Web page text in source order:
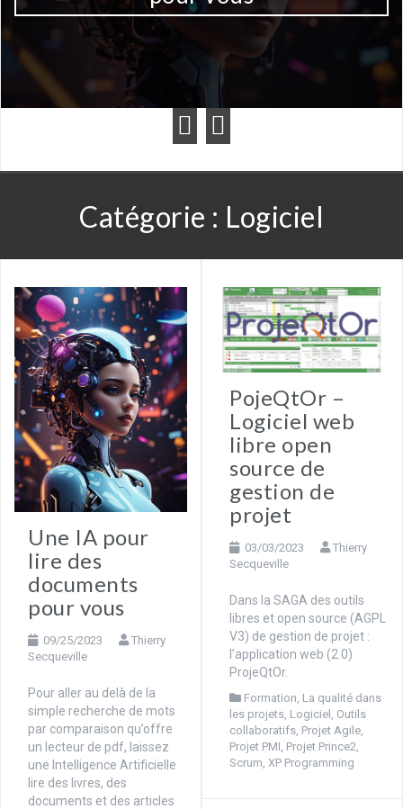
Catégorie : Logiciel
Une IA pour
lire des
documents
pour vous
09/25/2023
Thierry
Secqueville
Pour aller au delà de la
simple recherche de mots
par comparaison qu’offre
un lecteur de pdf, laissez
une Intelligence Artificielle
lire des livres, des
documents et des articles
PojeQtOr –
Logiciel web
libre open
source de
gestion de
projet
03/03/2023
Thierry
Secqueville
Dans la SAGA des outils
libres et open source (AGPL
V3) de gestion de projet :
l’application web (2.0)
ProjeQtOr.
Formation, La qualité dans
les projets, Logiciel , Outils
collaboratifs, Projet Agile,
Projet PMI, Projet Prince2,
Scrum, XP Programming